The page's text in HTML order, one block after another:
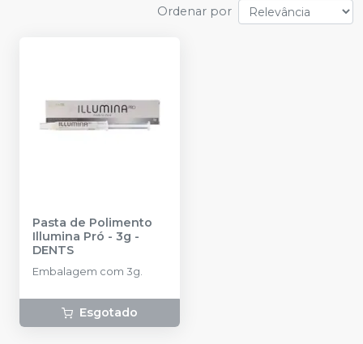
Ordenar por
Pasta de Polimento
Illumina Pró - 3g -
DENTS
Embalagem com 3g.
Esgotado